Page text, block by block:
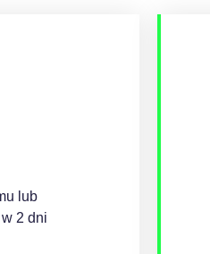
lub
2 dni